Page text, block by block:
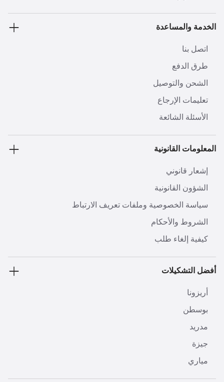
الخدمة والمساعدة
اتصل بنا
طرق الدفع
الشحن والتوصيل
تعليمات الإرجاع
الأسئلة الشائعة
المعلومات القانونية
إشعار قانوني
الشؤون القانونية
سياسة الخصوصية وملفات تعريف الارتباط
الشروط والأحكام
كيفية إلغاء طلب
أفضل التشكيلات
أريزونا
بوسطن
مدريد
جيزة
مياري